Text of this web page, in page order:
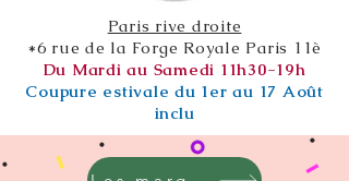
Paris rive droite
*6 rue de la Forge Royale Paris 11è
Du Mardi au Samedi 11h30-19h
Coupure estivale du 1er au 17 Août
inclu